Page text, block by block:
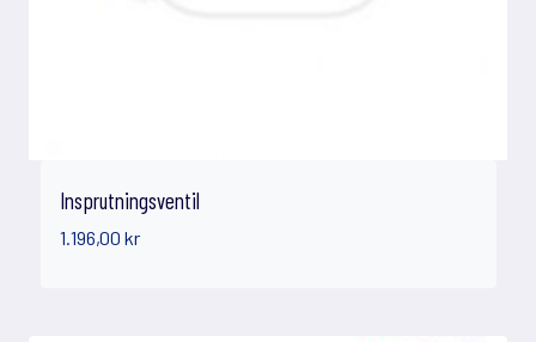
Insprutningsventil
1.196,00 kr